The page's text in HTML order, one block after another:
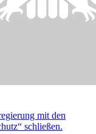
mit den
schließen.